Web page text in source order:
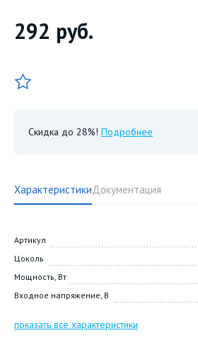
292 руб.
Скидка до 28%! Подробнее
ХарактеристикиДокументация
Артикул
Цоколь
Мощность, Вт
Входное напряжение, В
показать все характеристики